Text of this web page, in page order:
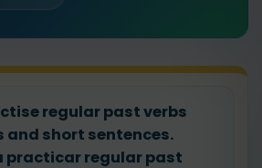
regular past verbs
and short sentences.
practicar regular past